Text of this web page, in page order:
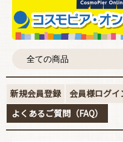
新規会員登録 会員様ログイ
よくあるご質問（FAQ）